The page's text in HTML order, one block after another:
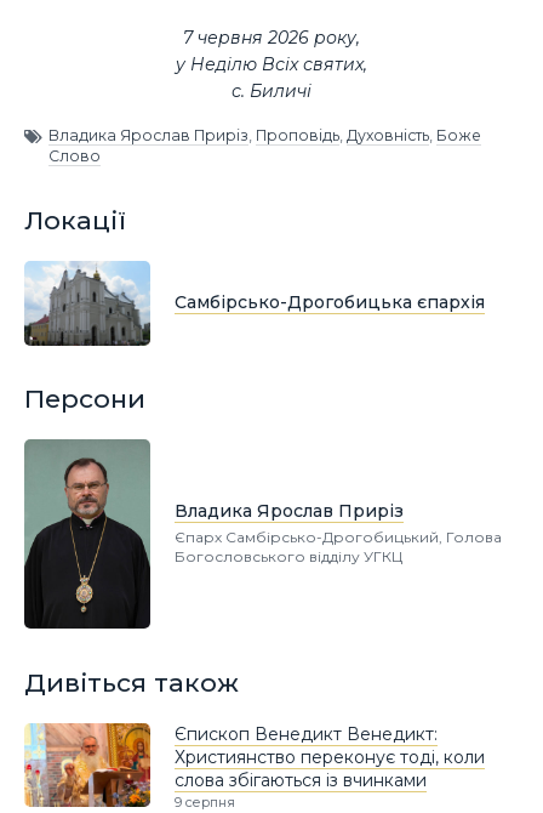
7 червня 2026 року,
у Неділю Всіх святих,
с. Биличі
Владика Ярослав Приріз, Проповідь, Духовність, Боже
Слово
Локації
Самбірсько-Дрогобицька єпархія
Персони
Владика Ярослав Приріз
Єпарх Самбірсько-Дрогобицький, Голова
Богословського відділу УГКЦ
Дивіться також
Єпископ Венедикт Венедикт:
Християнство переконує тоді, коли
слова збігаються із вчинками
9 серпня